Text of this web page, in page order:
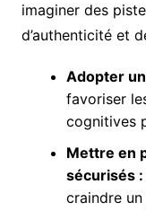
imaginer des
d’authenticité et
Adopter
favoriser
cognitives
Mettre en
sécurisés :
craindre